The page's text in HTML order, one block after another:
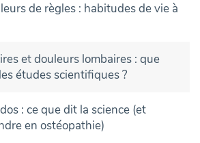
de règles : habitudes de vie à
et douleurs lombaires : que
études scientifiques ?
: ce que dit la science (et
en ostéopathie)